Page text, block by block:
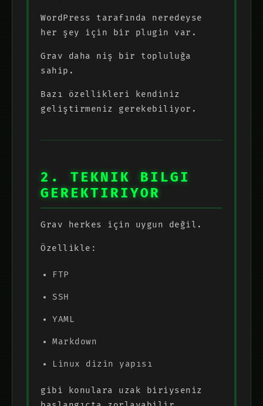
WordPress tarafında neredeyse
her şey için bir plugin var.
Grav daha niş bir topluluğa
sahip.
Bazı özellikleri kendiniz
geliştirmeniz gerekebiliyor.
2. TEKNIK BILGI
GEREKTIRIYOR
Grav herkes için uygun değil.
Özellikle:
FTP
SSH
YAML
Markdown
Linux dizin yapısı
gibi konulara uzak biriyseniz